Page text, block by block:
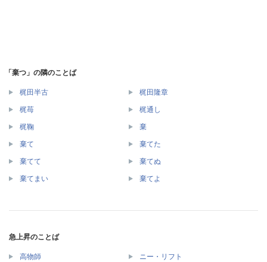
「棄つ」の隣のことば
梶田半古 梶田隆章
梶苺 梶通し
梶鞠 棄
棄て 棄てた
棄てて 棄てぬ
棄てまい 棄てよ
急上昇のことば
高物師 ニー・リフト